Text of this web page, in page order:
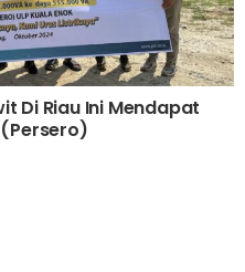
Di Riau Ini Mendapat
(Persero)